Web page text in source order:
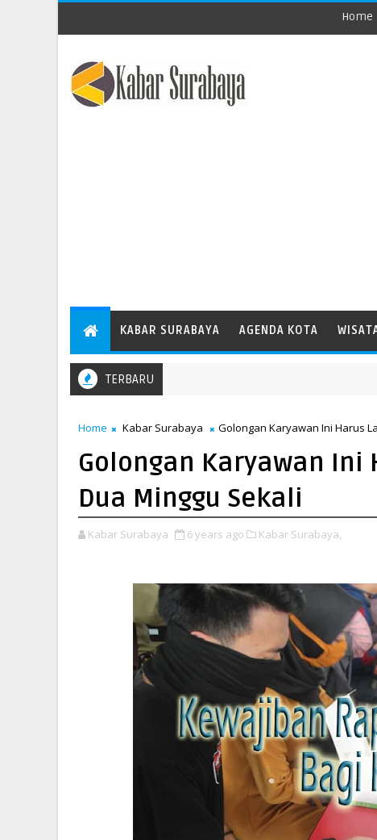
Home
KABAR SURABAYA AGENDA KOTA
TERBARU
Home Kabar Surabaya Golongan Karyawan Ini Harus
Golongan Karyawan Ini
Dua Minggu Sekali
Kabar Surabaya 6 years ago Kabar Surabaya,